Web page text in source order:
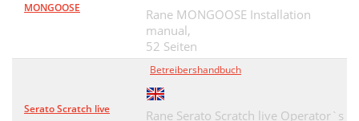
MONGOOSE
Rane MONGOOSE Installation
manual,
52 Seiten
Serato Scratch live
Betreibershandbuch
Rane Serato Scratch live Operator`s